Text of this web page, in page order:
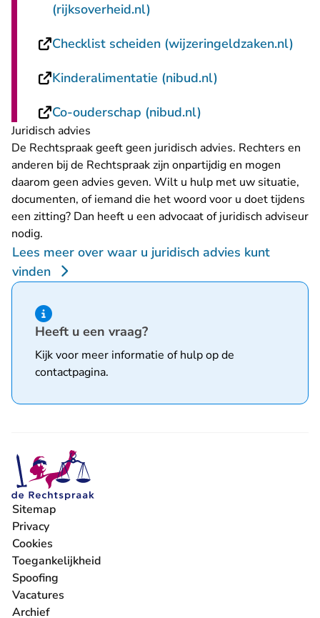
(rijksoverheid.nl)
Checklist scheiden (wijzeringeldzaken.nl)
Kinderalimentatie (nibud.nl)
Co-ouderschap (nibud.nl)
Juridisch advies
De Rechtspraak geeft geen juridisch advies. Rechters en
anderen bij de Rechtspraak zijn onpartijdig en mogen
daarom geen advies geven. Wilt u hulp met uw situatie,
documenten, of iemand die het woord voor u doet tijdens
een zitting? Dan heeft u een advocaat of juridisch adviseur
nodig.
Lees meer over waar u juridisch advies kunt
vinden
Hint van type informatie
Heeft u een vraag?
Kijk voor meer informatie of hulp op de
contactpagina.
Sitemap
Privacy
Cookies
Toegankelijkheid
Spoofing
Vacatures
- U verlaat Rechtspraak.nl
Archief